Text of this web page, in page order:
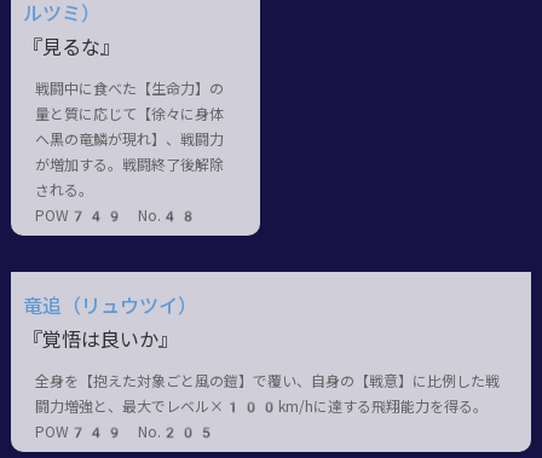
ルツミ）
『見るな』
戦闘中に食べた【生命力】の
量と質に応じて【徐々に身体
へ黒の竜鱗が現れ】、戦闘力
が増加する。戦闘終了後解除
される。
POW749 No.48
竜追（リュウツイ）
『覚悟は良いか』
全身を【抱えた対象ごと風の鎧】で覆い、自身の【戦意】に比例した戦
闘力増強と、最大でレベル×100km/hに達する飛翔能力を得る。
POW749 No.205